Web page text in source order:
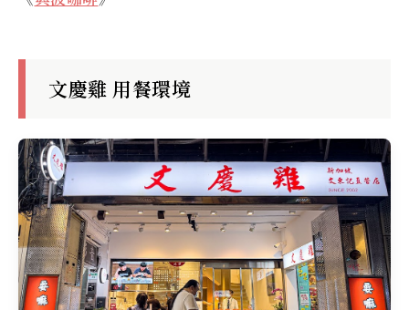
文慶雞 用餐環境